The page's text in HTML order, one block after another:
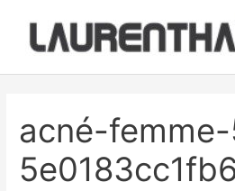
contenu
acné-
articles